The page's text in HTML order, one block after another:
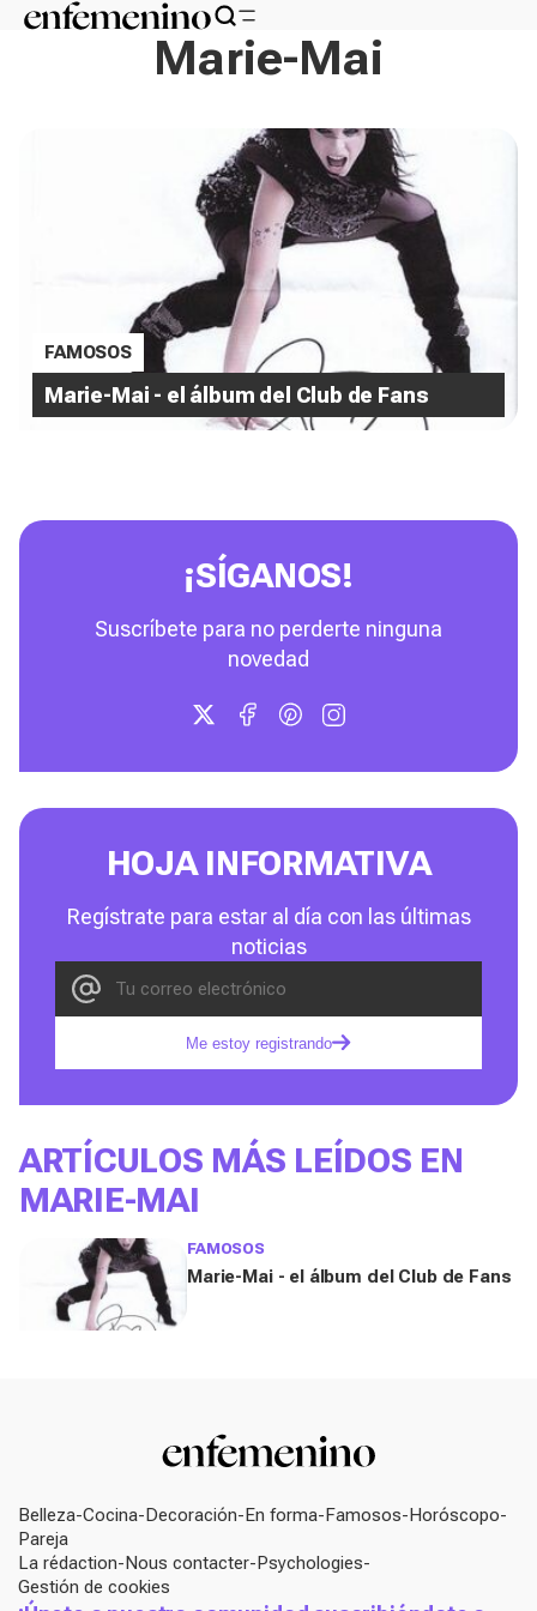
Marie-Mai
FAMOSOS
Marie-Mai - el álbum del Club de Fans
¡SÍGANOS!
Suscríbete para no perderte ninguna
novedad
HOJA INFORMATIVA
Regístrate para estar al día con las últimas
noticias
Me estoy registrando
ARTÍCULOS MÁS LEÍDOS EN
MARIE-MAI
FAMOSOS
Marie-Mai - el álbum del Club de Fans
Belleza Cocina Decoración En forma Famosos Horóscopo
Pareja
La rédaction Nous contacter Psychologies
Gestión de cookies